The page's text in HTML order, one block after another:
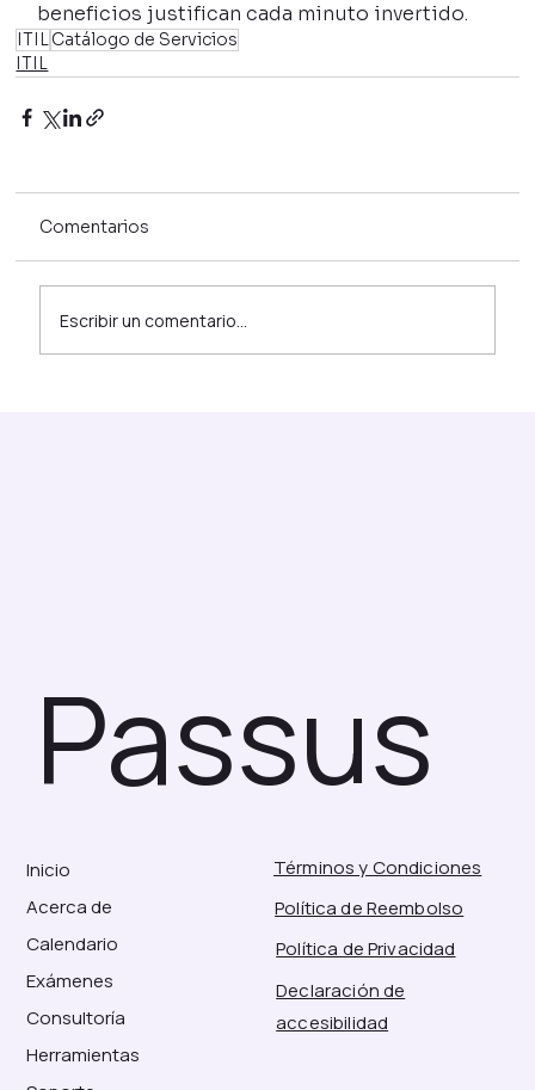
beneficios justifican cada minuto invertido.
ITILCatálogo de Servicios
ITIL
Comentarios
Escribir un comentario...
Passus
Inicio
Acerca de
Calendario
Exámenes
Consultoría
Herramientas
Términos y Condiciones
Política de Reembolso
Política de Privacidad
Declaración de
accesibilidad